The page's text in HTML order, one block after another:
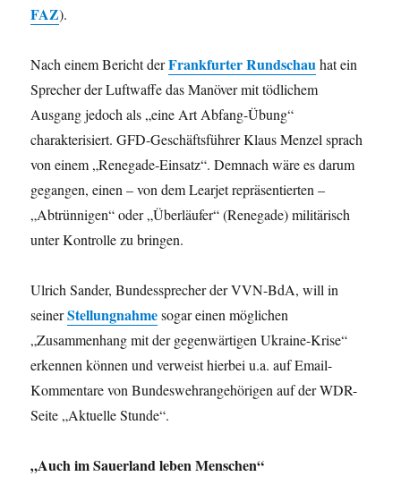
FAZ).
Nach einem Bericht derFrankfurter Rundschauhat ein
Sprecher der Luftwaffe das Manöver mit tödlichem
Ausgang jedoch als „eine Art Abfang-Übung“
charakterisiert. GFD-Geschäftsführer Klaus Menzel sprach
von einem „Renegade-Einsatz“. Demnach wäre es darum
gegangen, einen – von dem Learjet repräsentierten –
„Abtrünnigen“ oder „Überläufer“ (Renegade) militärisch
unter Kontrolle zu bringen.
Ulrich Sander, Bundessprecher der VVN-BdA, will in
seinerStellungnahmesogar einen möglichen
„Zusammenhang mit der gegenwärtigen Ukraine-Krise“
erkennen können und verweist hierbei u.a. auf Email-
Kommentare von Bundeswehrangehörigen auf der WDR-
Seite „Aktuelle Stunde“.
„Auch im Sauerland leben Menschen“